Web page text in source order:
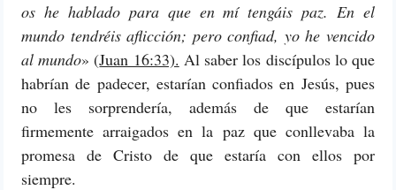
os he hablado para que en mí tengáis paz. En el
mundo tendréis aflicción; pero confiad, yo he vencido
al mundo» (Juan 16:33). Al saber los discípulos lo que
habrían de padecer, estarían confiados en Jesús, pues
no les sorprendería, además de que estarían
firmemente arraigados en la paz que conllevaba la
promesa de Cristo de que estaría con ellos por
siempre.